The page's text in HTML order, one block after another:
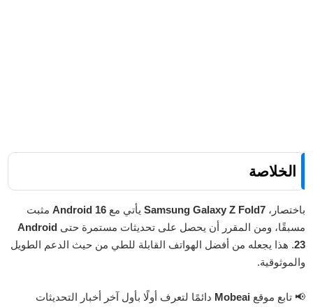
الخلاصة
باختصار، Samsung Galaxy Z Fold7 يأتي مع Android 16 مثبت
مسبقًا، ومن المقرر أن يحصل على تحديثات مستمرة حتى Android
23. هذا يجعله من أفضل الهواتف القابلة للطي من حيث الدعم الطويل
والموثوقية.
📢 تابع موقع Mobeai دائمًا لتعرف أولًا بأول آخر أخبار التحديثات